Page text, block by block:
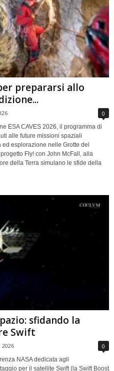
prepararsi allo
0
ESA CAVES 2026, il programma di
alle future missioni spaziali
esplorazione nelle Grotte del
Fly! con John McFall, alla
della Terra simulano le sfide della
sfidando la
Swift
2026 0
NASA dedicata agli
per il satellite Swift (la Swift Boost